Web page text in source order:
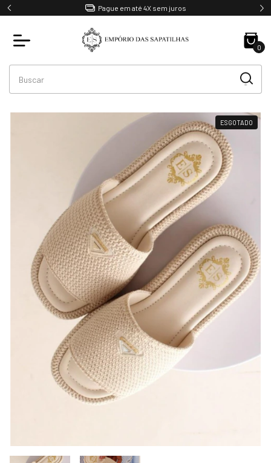
Pague em até 4X sem juros
0
ESGOTADO